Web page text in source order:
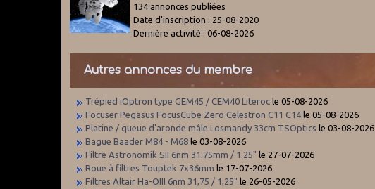
134 annonces publiées
Date d'inscription : 25-08-2020
Dernière activité : 06-08-2026
Autres annonces du membre
Trépied iOptron type GEM45 / CEM40 Literoc le 05-08-2026
Focuser Pegasus FocusCube Zero Celestron C11 C14 le 05-08-2026
Platine / queue d'aronde mâle Losmandy 33cm TSOptics le 03-08-2026
Bague Baader M84 - M68 le 03-08-2026
Filtre Astronomik SII 6nm 31.75mm / 1.25" le 27-07-2026
Roue à filtres Touptek 7x36mm le 17-07-2026
Filtres Altair Ha-OIII 6nm 31,75 / 1,25" le 26-05-2026